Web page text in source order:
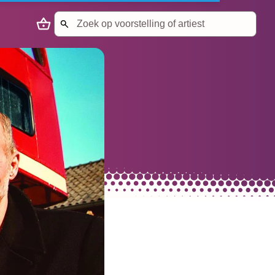
Naar winkelmandje
Search
Start met zoeken